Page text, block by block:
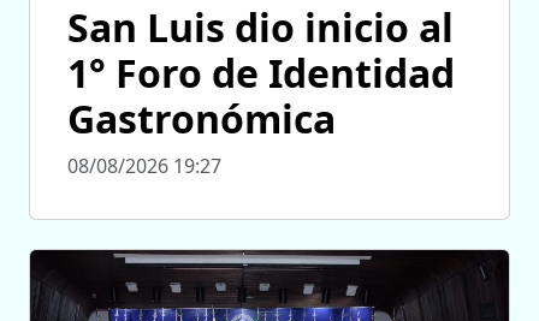
San Luis dio inicio al
1° Foro de Identidad
Gastronómica
08/08/2026 19:27